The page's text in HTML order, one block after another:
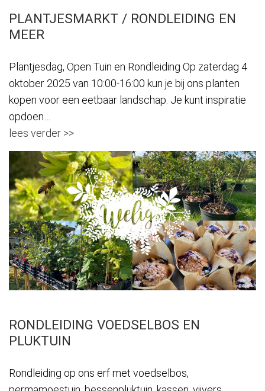
PLANTJESMARKT / RONDLEIDING EN
MEER
Plantjesdag, Open Tuin en Rondleiding Op zaterdag 4
oktober 2025 van 10:00-16:00 kun je bij ons planten
kopen voor een eetbaar landschap. Je kunt inspiratie
opdoen…
lees verder >>
RONDLEIDING VOEDSELBOS EN
PLUKTUIN
Rondleiding op ons erf met voedselbos,